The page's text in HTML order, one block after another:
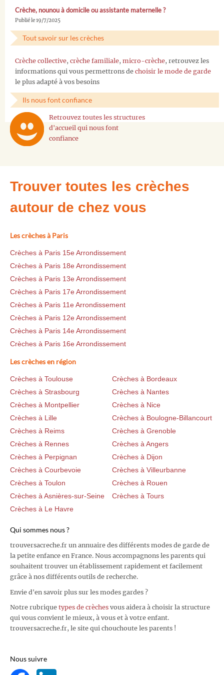
Crèche, nounou à domicile ou assistante maternelle ?
Publié le 19/7/2025
Tout savoir sur les crèches
Crèche collective, crèche familiale, micro-crèche, retrouvez les
informations qui vous permettrons de choisir le mode de garde
le plus adapté à vos besoins
Ils nous font confiance
Retrouvez toutes les structures
d'accueil qui nous font
confiance
Trouver toutes les crèches
autour de chez vous
Les crèches à Paris
Crèches à Paris 15e Arrondissement
Crèches à Paris 18e Arrondissement
Crèches à Paris 13e Arrondissement
Crèches à Paris 17e Arrondissement
Crèches à Paris 11e Arrondissement
Crèches à Paris 12e Arrondissement
Crèches à Paris 14e Arrondissement
Crèches à Paris 16e Arrondissement
Les crèches en région
Crèches à Toulouse
Crèches à Bordeaux
Crèches à Strasbourg
Crèches à Nantes
Crèches à Montpellier
Crèches à Nice
Crèches à Lille
Crèches à Boulogne-Billancourt
Crèches à Reims
Crèches à Grenoble
Crèches à Rennes
Crèches à Angers
Crèches à Perpignan
Crèches à Dijon
Crèches à Courbevoie
Crèches à Villeurbanne
Crèches à Toulon
Crèches à Rouen
Crèches à Asnières-sur-Seine
Crèches à Tours
Crèches à Le Havre
Qui sommes nous ?
trouversacreche.fr un annuaire des différents modes de garde de
la petite enfance en France. Nous accompagnons les parents qui
souhaitent trouver un établissement rapidement et facilement
grâce à nos différents outils de recherche.
Envie d'en savoir plus sur les modes gardes ?
Notre rubrique types de crèches vous aidera à choisir la structure
qui vous convient le mieux, à vous et à votre enfant.
trouversacreche.fr, le site qui chouchoute les parents !
Nous suivre